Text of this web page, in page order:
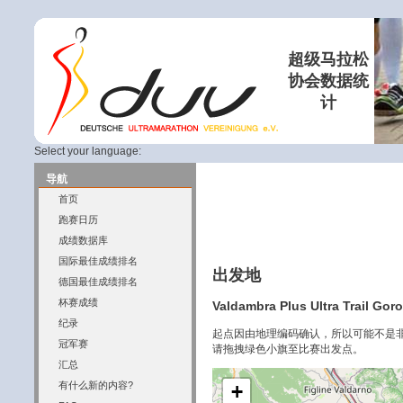
超级马拉松
协会数据统
计
Select your language:
导航
首页
跑赛日历
成绩数据库
国际最佳成绩排名
德国最佳成绩排名
杯赛成绩
纪录
冠军赛
汇总
有什么新的内容?
出发地
Valdambra Plus Ultra Trail
起点因由地理编码确认，所以可能不是
请拖拽绿色小旗至比赛出发点。
+